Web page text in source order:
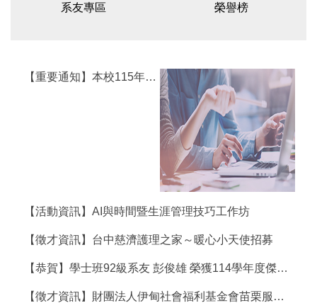
系友專區 榮譽榜
【重要通知】本校115年度暑期統一休假公告
【活動資訊】AI與時間暨生涯管理技巧工作坊
【徵才資訊】台中慈濟護理之家～暖心小天使招募
【恭賀】學士班92級系友 彭俊雄 榮獲114學年度傑出系友
【徵才資訊】財團法人伊甸社會福利基金會苗栗服務中心~招募社工員(師)